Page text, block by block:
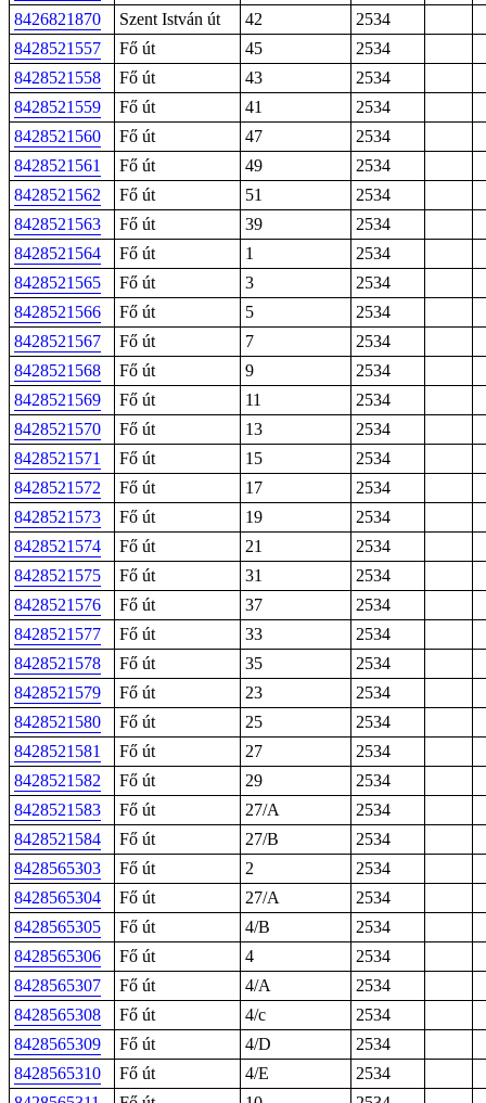
8426821870
Szent István út 42
2534
8428521557
Fő út 45
2534
8428521558
Fő út 43
2534
8428521559
Fő út 41
2534
8428521560
Fő út 47
2534
8428521561
Fő út 49
2534
8428521562
Fő út 51
2534
8428521563
Fő út 39
2534
8428521564
Fő út 1
2534
8428521565
Fő út 3
2534
8428521566
Fő út 5
2534
8428521567
Fő út 7
2534
8428521568
Fő út 9
2534
8428521569
Fő út 11
2534
8428521570
Fő út 13
2534
8428521571
Fő út 15
2534
8428521572
Fő út 17
2534
8428521573
Fő út 19
2534
8428521574
Fő út 21
2534
8428521575
Fő út 31
2534
8428521576
Fő út 37
2534
8428521577
Fő út 33
2534
8428521578
Fő út 35
2534
8428521579
Fő út 23
2534
8428521580
Fő út 25
2534
8428521581
Fő út 27
2534
8428521582
Fő út 29
2534
8428521583
Fő út 27/A
2534
8428521584
Fő út 27/B
2534
8428565303
Fő út 2
2534
8428565304
Fő út 27/A
2534
8428565305
Fő út 4/B
2534
8428565306
Fő út 4
2534
8428565307
Fő út 4/A
2534
8428565308
Fő út 4/c
2534
8428565309
Fő út 4/D
2534
8428565310
Fő út 4/E
2534